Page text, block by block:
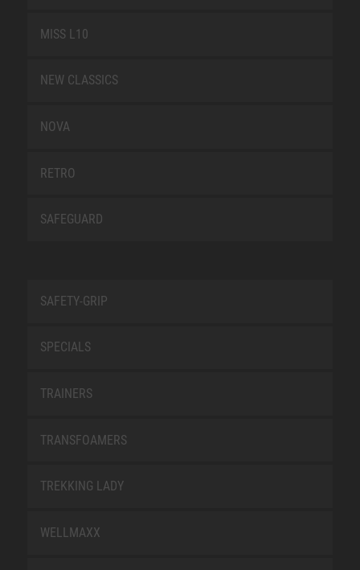
MISS L10
NEW CLASSICS
NOVA
RETRO
SAFEGUARD
SAFETY-GRIP
SPECIALS
TRAINERS
TRANSFOAMERS
TREKKING LADY
WELLMAXX